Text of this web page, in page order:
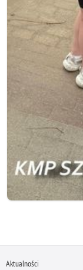
Aktualności